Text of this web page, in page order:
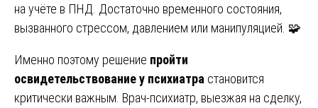
на учёте в ПНД. Достаточно временного состояния,
вызванного стрессом, давлением или манипуляцией. 🧩
Именно поэтому решение пройти
освидетельствование у психиатра становится
критически важным. Врач-психиатр, выезжая на сделку,